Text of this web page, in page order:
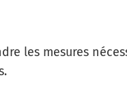
les mesures